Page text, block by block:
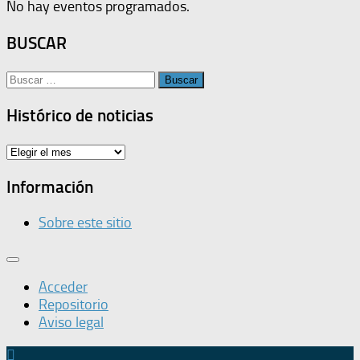
No hay eventos programados.
BUSCAR
Buscar:
Histórico de noticias
Histórico
noticias
Información
Sobre este sitio
Acceder
Repositorio
Aviso legal